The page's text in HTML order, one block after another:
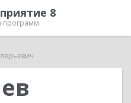
8
программ